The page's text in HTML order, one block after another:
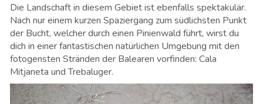
Die Landschaft in diesem Gebiet ist ebenfalls spektakulär.
Nach nur einem kurzen Spaziergang zum südlichsten Punkt
der Bucht, welcher durch einen Pinienwald führt, wirst du
dich in einer fantastischen natürlichen Umgebung mit den
fotogensten Stränden der Balearen vorfinden: Cala
Mitjaneta und Trebaluger.